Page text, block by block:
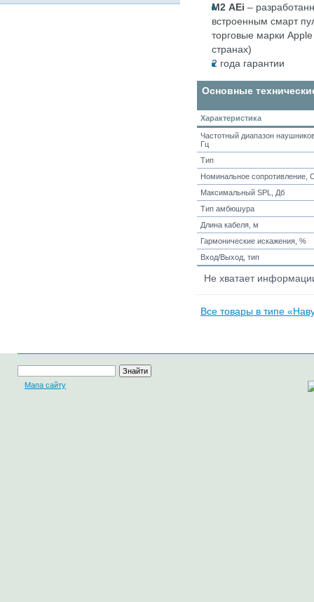
M 2 AEi –
встроенным смарт
торговые марки
странах)
2 года гарантии
Основные
Характеристика
Частотный диапазон
Гц
Тип
Номинальное сопротивление,
Максимальный SPL, Дб
Тип амбюшура
Длина кабеля, м
Гармонические искажения, %
Вход/Выход, тип
Не хватает
Все товары в типе
Мапа сайту